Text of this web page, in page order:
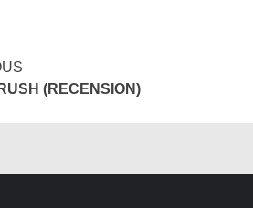
(RECENSION)